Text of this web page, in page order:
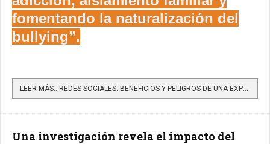
fomentando la naturalización del
bullying”.
Una investigación revela el impacto del